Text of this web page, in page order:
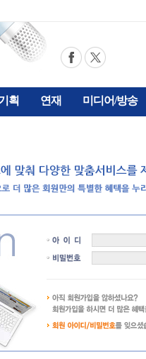
획 연재 미디어/방송